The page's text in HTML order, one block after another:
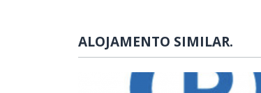
ALOJAMENTO SIMILAR.